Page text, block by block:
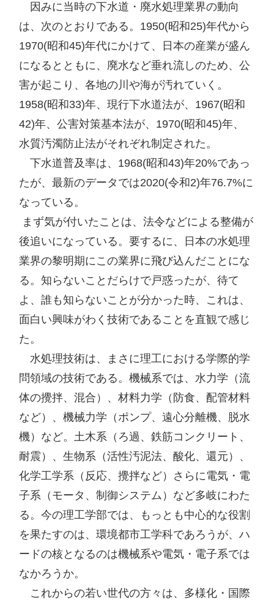
因みに当時の下水道・廃水処理業界の動向
は、次のとおりである。1950(昭和25)年代から
1970(昭和45)年代にかけて、日本の産業が盛ん
になるとともに、廃水など垂れ流しのため、公
害が起こり、各地の川や海が汚れていく。
1958(昭和33)年、現行下水道法が、1967(昭和
42)年、公害対策基本法が、1970(昭和45)年、
水質汚濁防止法がそれぞれ制定された。
下水道普及率は、1968(昭和43)年20%であっ
たが、最新のデータでは2020(令和2)年76.7%に
なっている。
まず気が付いたことは、法令などによる整備が
後追いになっている。要するに、日本の水処理
業界の黎明期にこの業界に飛び込んだことにな
る。知らないことだらけで戸惑ったが、待て
よ、誰も知らないことが分かった時、これは、
面白い興味がわく技術であることを直観で感じ
た。
水処理技術は、まさに理工における学際的学
問領域の技術である。機械系では、水力学（流
体の攪拌、混合）、材料力学（防食、配管材料
など）、機械力学（ポンプ、遠心分離機、脱水
機）など。土木系（ろ過、鉄筋コンクリート、
耐震）、生物系（活性汚泥法、酸化、還元）、
化学工学系（反応、攪拌など）さらに電気・電
子系（モータ、制御システム）など多岐にわた
る。今の理工学部では、もっとも中心的な役割
を果たすのは、環境都市工学科であろうが、ハ
ードの核となるのは機械系や電気・電子系では
なかろうか。
これからの若い世代の方々は、多様化・国際